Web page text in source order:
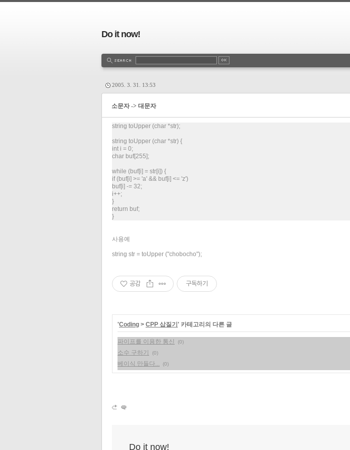
Do it now!
2005. 3. 31. 13:53
소문자 -> 대문자
string toUpper (char *str);
string toUpper (char *str) {
int i = 0;
char buf[255];
while (buf[i] = str[i]) {
if (buf[i] >= 'a' && buf[i] <= 'z')
buf[i] -= 32;
i++;
}
return buf;
}
사용예
string str = toUpper ("chobocho");
공감 구독하기
'Coding > CPP 삽질기 ' 카테고리의 다른 글
파이프를 이용한 통신 (0)
소수 구하기 (0)
베이식 만들다... (0)
Do it now!